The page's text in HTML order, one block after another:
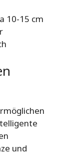
10-15 cm
und